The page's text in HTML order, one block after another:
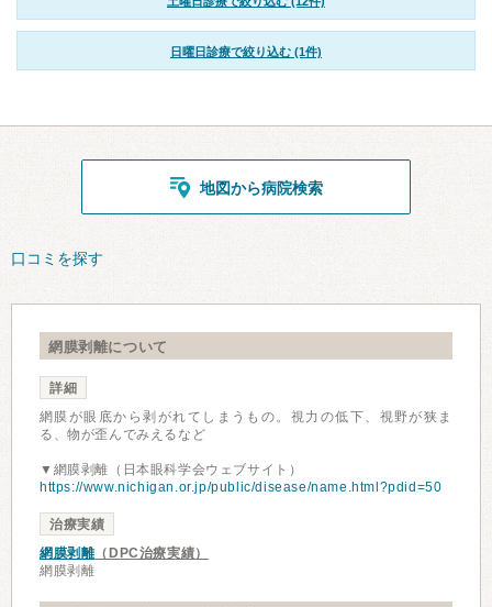
日曜日診療で絞り込む (1件)
地図から病院検索
口コミを探す
網膜剥離について
詳細
網膜が眼底から剥がれてしまうもの。視力の低下、視野が狭ま
る、物が歪んでみえるなど
▼網膜剥離（日本眼科学会ウェブサイト）
https://www.nichigan.or.jp/public/disease/name.html?pdid=50
治療実績
網膜剥離（DPC治療実績）
網膜剥離